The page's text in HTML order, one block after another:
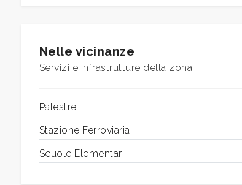
Nelle vicinanze
Servizi e infrastrutture della zona
Palestre
Stazione Ferroviaria
Scuole Elementari